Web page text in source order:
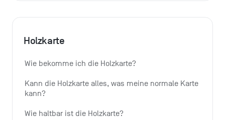
Holzkarte
Wie bekomme ich die Holzkarte?
Kann die Holzkarte alles, was meine normale Karte
kann?
Wie haltbar ist die Holzkarte?